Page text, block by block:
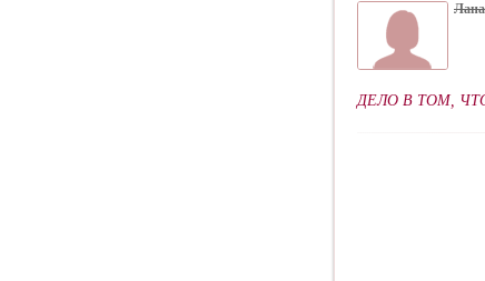
Лана
ДЕЛО В ТОМ,